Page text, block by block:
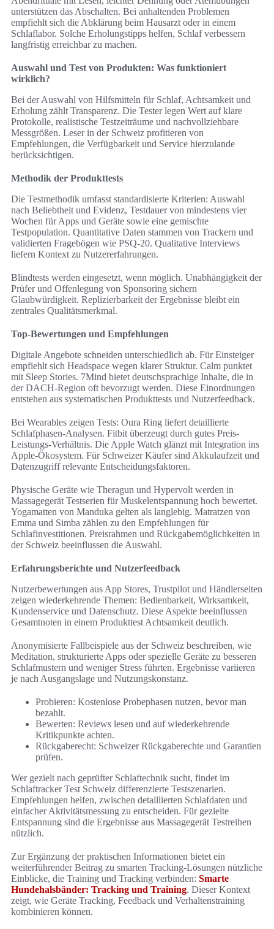
unterstützen das Abschalten. Bei anhaltenden Problemen
empfiehlt sich die Abklärung beim Hausarzt oder in einem
Schlaflabor. Solche Erholungstipps helfen, Schlaf verbessern
langfristig erreichbar zu machen.
Auswahl und Test von Produkten: Was funktioniert
wirklich?
Bei der Auswahl von Hilfsmitteln für Schlaf, Achtsamkeit und
Erholung zählt Transparenz. Die Tester legen Wert auf klare
Protokolle, realistische Testzeiträume und nachvollziehbare
Messgrößen. Leser in der Schweiz profitieren von
Empfehlungen, die Verfügbarkeit und Service hierzulande
berücksichtigen.
Methodik der Produkttests
Die Testmethodik umfasst standardisierte Kriterien: Auswahl
nach Beliebtheit und Evidenz, Testdauer von mindestens vier
Wochen für Apps und Geräte sowie eine gemischte
Testpopulation. Quantitative Daten stammen von Trackern und
validierten Fragebögen wie PSQ-20. Qualitative Interviews
liefern Kontext zu Nutzererfahrungen.
Blindtests werden eingesetzt, wenn möglich. Unabhängigkeit der
Prüfer und Offenlegung von Sponsoring sichern
Glaubwürdigkeit. Replizierbarkeit der Ergebnisse bleibt ein
zentrales Qualitätsmerkmal.
Top-Bewertungen und Empfehlungen
Digitale Angebote schneiden unterschiedlich ab. Für Einsteiger
empfiehlt sich Headspace wegen klarer Struktur. Calm punktet
mit Sleep Stories. 7Mind bietet deutschsprachige Inhalte, die in
der DACH-Region oft bevorzugt werden. Diese Einordnungen
entstehen aus systematischen Produkttests und Nutzerfeedback.
Bei Wearables zeigen Tests: Oura Ring liefert detaillierte
Schlafphasen-Analysen. Fitbit überzeugt durch gutes Preis-
Leistungs-Verhältnis. Die Apple Watch glänzt mit Integration ins
Apple-Ökosystem. Für Schweizer Käufer sind Akkulaufzeit und
Datenzugriff relevante Entscheidungsfaktoren.
Physische Geräte wie Theragun und Hypervolt werden in
Massagegerät Testserien für Muskelentspannung hoch bewertet.
Yogamatten von Manduka gelten als langlebig. Matratzen von
Emma und Simba zählen zu den Empfehlungen für
Schlafinvestitionen. Preisrahmen und Rückgabemöglichkeiten in
der Schweiz beeinflussen die Auswahl.
Erfahrungsberichte und Nutzerfeedback
Nutzerbewertungen aus App Stores, Trustpilot und Händlerseiten
zeigen wiederkehrende Themen: Bedienbarkeit, Wirksamkeit,
Kundenservice und Datenschutz. Diese Aspekte beeinflussen
Gesamtnoten in einem Produkttest Achtsamkeit deutlich.
Anonymisierte Fallbeispiele aus der Schweiz beschreiben, wie
Meditation, strukturierte Apps oder spezielle Geräte zu besseren
Schlafmustern und weniger Stress führten. Ergebnisse variieren
je nach Ausgangslage und Nutzungskonstanz.
Probieren: Kostenlose Probephasen nutzen, bevor man
bezahlt.
Bewerten: Reviews lesen und auf wiederkehrende
Kritikpunkte achten.
Rückgaberecht: Schweizer Rückgaberechte und Garantien
prüfen.
Wer gezielt nach geprüfter Schlaftechnik sucht, findet im
Schlaftracker Test Schweiz differenzierte Testszenarien.
Empfehlungen helfen, zwischen detaillierten Schlafdaten und
einfacher Aktivitätsmessung zu entscheiden. Für gezielte
Entspannung sind die Ergebnisse aus Massagegerät Testreihen
nützlich.
Zur Ergänzung der praktischen Informationen bietet ein
weiterführender Beitrag zu smarten Tracking-Lösungen nützliche
Einblicke, die Training und Tracking verbinden: Smarte
Hundehalsbänder: Tracking und Training. Dieser Kontext
zeigt, wie Geräte Tracking, Feedback und Verhaltenstraining
kombinieren können.